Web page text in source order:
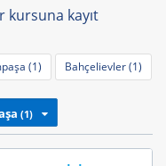
kursuna kayıt
(1) Bahçelievler (1)
(1)